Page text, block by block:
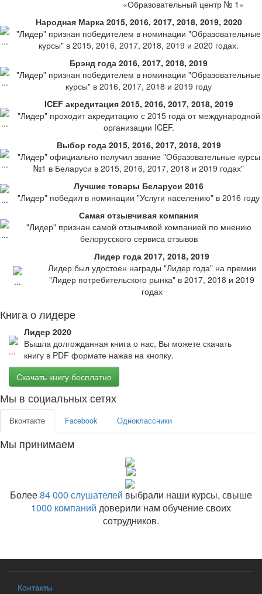
«Образовательный центр № 1»
Народная Марка 2015, 2016, 2017, 2018, 2019, 2020
"Лидер" признан победителем в номинации "Образовательные
курсы" в 2015, 2016, 2017, 2018, 2019 и 2020 годах.
Брэнд года 2016, 2017, 2018, 2019
"Лидер" признан победителем в номинации "Образовательные
курсы" в 2016, 2017, 2018 и 2019 году
ICEF акредитация 2015, 2016, 2017, 2018, 2019
"Лидер" проходит акредитацию с 2015 года от международной
организации ICEF.
Выбор года 2015, 2016, 2017, 2018, 2019
"Лидер" официально получил звание "Образовательные курсы
№1 в Беларуси в 2015, 2016, 2017, 2018 и 2019 годах"
Лучшие товары Беларуси 2016
"Лидер" победил в номинации "Услуги населению" в 2016 году
Самая отзывчивая компания
"Лидер" признан самой отзывчивой компанией по мнению
белорусского сервиса отзывов
Лидер года 2017, 2018, 2019
Лидер был удостоен награды "Лидер года" на премии
"Лидер потребительского рынка" в 2017, 2018 и 2019
годах
Книга о лидере
Лидер 2020
Вышла долгожданная книга о нас, Вы можете скачать
книгу в PDF формате нажав на кнопку.
Скачать книгу бесплатно
Мы в социальных сетях
Вконтакте Facebook Одноклассники
Мы принимаем
Более84 000 слушателей выбрали наши курсы, свыше
1000 компаний доверили нам обучение своих
сотрудников.
Контакты